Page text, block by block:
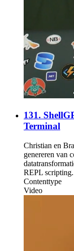
131.
Terminal
Christian en
genereren van
REPL scripting.
Contenttype
Video